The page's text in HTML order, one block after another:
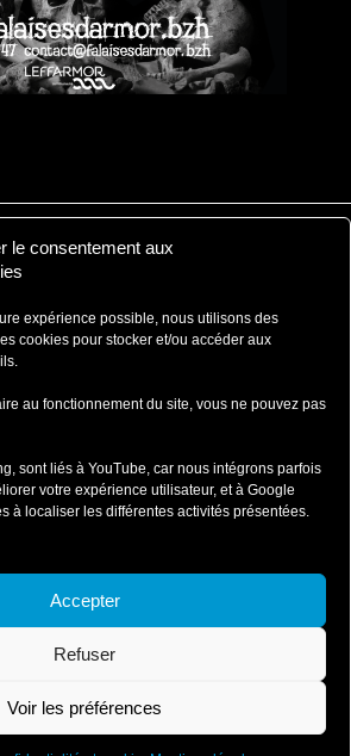
le consentement aux
expérience possible, nous utilisons des
cookies pour stocker et/ou accéder aux
au fonctionnement du site, vous ne pouvez pas
sont liés à YouTube, car nous intégrons parfois
votre expérience utilisateur, et à Google
à localiser les différentes activités présentées.
Accepter
Refuser
Voir les préférences
de Vente-Coasteering